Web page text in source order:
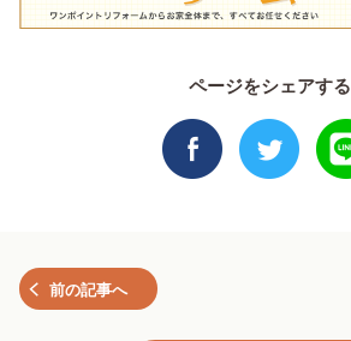
ページをシェアする
前の記事へ